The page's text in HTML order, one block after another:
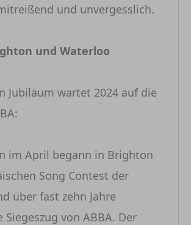
und unvergesslich.
und Waterloo
Jubiläum wartet 2024 auf die
im April begann in Brighton
Song Contest der
über fast zehn Jahre
von ABBA. Der